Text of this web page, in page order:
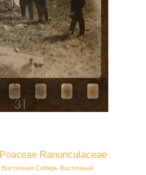
Poaceae Ranunculaceae
Восточная Сибирь Восточный